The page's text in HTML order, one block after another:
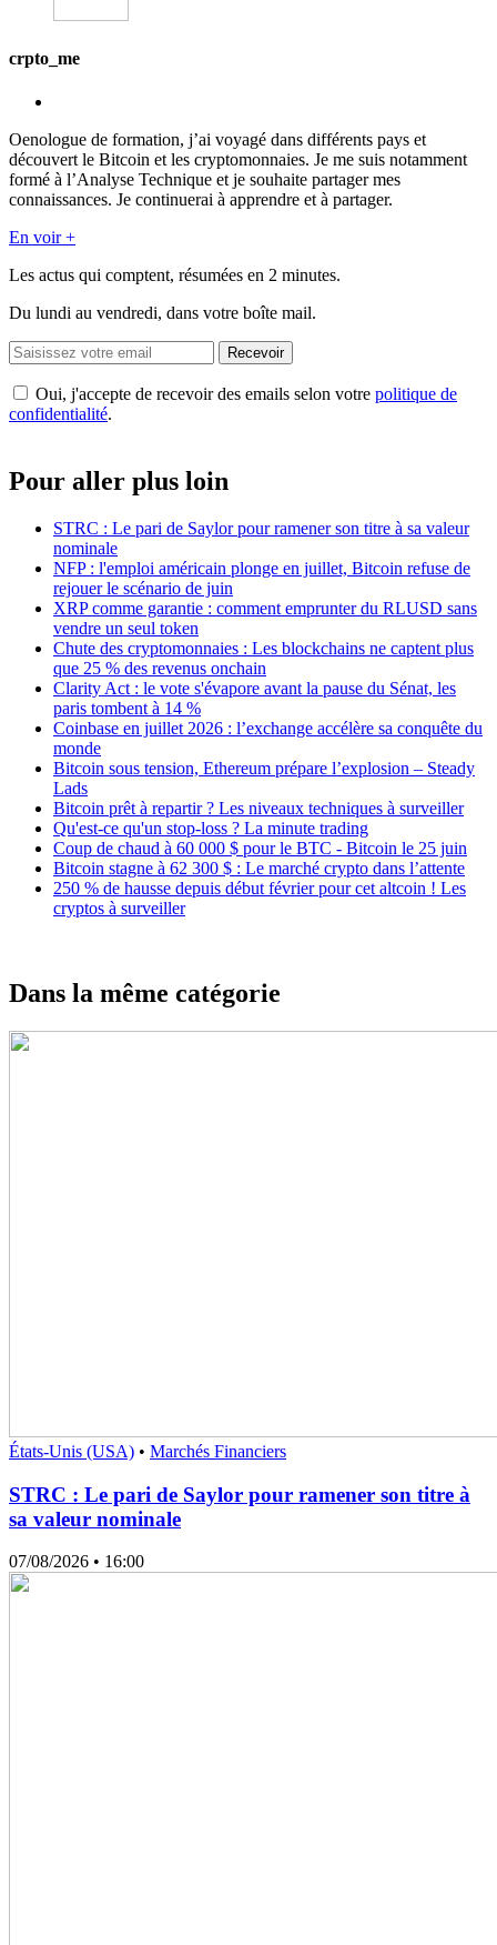
crpto_me
Oenologue de formation, j’ai voyagé dans différents pays et
découvert le Bitcoin et les cryptomonnaies. Je me suis notamment
formé à l’Analyse Technique et je souhaite partager mes
connaissances. Je continuerai à apprendre et à partager.
En voir +
Les actus qui comptent, résumées en 2 minutes.
Du lundi au vendredi, dans votre boîte mail.
Recevoir
Oui, j'accepte de recevoir des emails selon votre politique de
confidentialité.
Pour aller plus loin
STRC : Le pari de Saylor pour ramener son titre à sa valeur
nominale
NFP : l'emploi américain plonge en juillet, Bitcoin refuse de
rejouer le scénario de juin
XRP comme garantie : comment emprunter du RLUSD sans
vendre un seul token
Chute des cryptomonnaies : Les blockchains ne captent plus
que 25 % des revenus onchain
Clarity Act : le vote s'évapore avant la pause du Sénat, les
paris tombent à 14 %
Coinbase en juillet 2026 : l’exchange accélère sa conquête du
monde
Bitcoin sous tension, Ethereum prépare l’explosion – Steady
Lads
Bitcoin prêt à repartir ? Les niveaux techniques à surveiller
Qu'est-ce qu'un stop-loss ? La minute trading
Coup de chaud à 60 000 $ pour le BTC - Bitcoin le 25 juin
Bitcoin stagne à 62 300 $ : Le marché crypto dans l’attente
250 % de hausse depuis début février pour cet altcoin ! Les
cryptos à surveiller
Dans la même catégorie
États-Unis (USA) • Marchés Financiers
STRC : Le pari de Saylor pour ramener son titre à
sa valeur nominale
07/08/2026 • 16:00